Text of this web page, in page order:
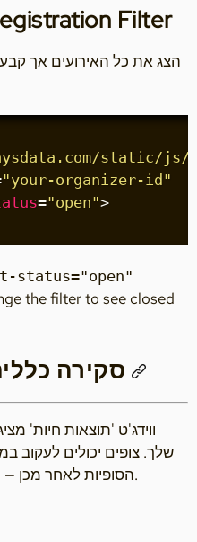
Filter
הצג את כל האירועים אך
static/js/
"your-organizer-id"
="open">
status="open"
the filter to see closed
ווידג'ט 'תוצאות חיות'
שלך. צופים יכולים לעקוב
הסופיות לאחר מכן — הכל מבלי לעזוב את האתר שלך.